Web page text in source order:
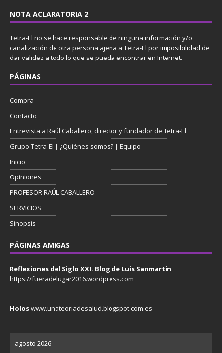
NOTA ACLARATORIA 2
Tetra-El no se hace responsable de ninguna información y/o
canalización de otra persona ajena a Tetra-El por imposibilidad de
dar validez a todo lo que se pueda encontrar en Internet.
PÁGINAS
Compra
Contacto
Entrevista a Raúl Caballero, director y fundador de Tetra-El
Grupo Tetra-El | ¿Quiénes somos? | Equipo
Inicio
Opiniones
PROFESOR RAÚL CABALLERO
SERVICIOS
Sinopsis
PÁGINAS AMIGAS
Reflexiones del Siglo XXI. Blog de Luis Sanmartin
https://fueradelugar2016.wordpress.com
Holoswww.unateoriadesalud.blogspot.com.es
agosto 2026